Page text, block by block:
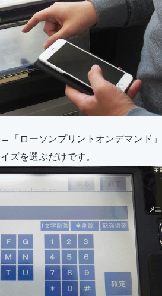
「ローソンプリントオンデマンド」
ズを選ぶだけです。